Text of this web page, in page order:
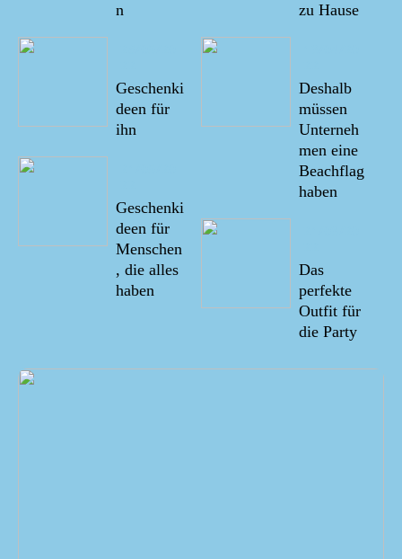
n
Geschenki
deen für
ihn
Geschenki
deen für
Menschen
, die alles
haben
zu Hause
Deshalb
müssen
Unterneh
men eine
Beachflag
haben
Das
perfekte
Outfit für
die Party